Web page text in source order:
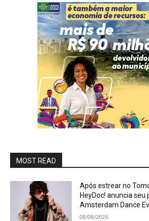
MOST READ
Após estrear no
HeyDoc! anuncia
Amsterdam Dance
08/08/2026